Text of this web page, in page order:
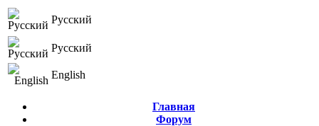
Русский
Русский
English
Главная
Форум